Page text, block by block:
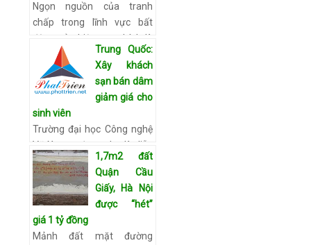
Ngọn nguồn của tranh
chấp trong lĩnh vực bất
động sản hiện nay chính là
do thị trường đã phát triển
quá nóng trước đó, trong
khi việc lỗ lãi của các c…
Trung Quốc:
Xây khách
sạn bán dâm
giảm giá cho
sinh viên
Trường đại học Công nghệ
Vũ Xương được cho là diễn
ra hoạt động mại dâm
trong một khách sạn sang
trọng nằm trong khuôn
viên nhà trường. Tờ Thờ…
Xem chi tiết
1,7m2 đất
Quận Cầu
Giấy, Hà Nội
được “hét”
giá 1 tỷ đồng
Mảnh đất mặt đường